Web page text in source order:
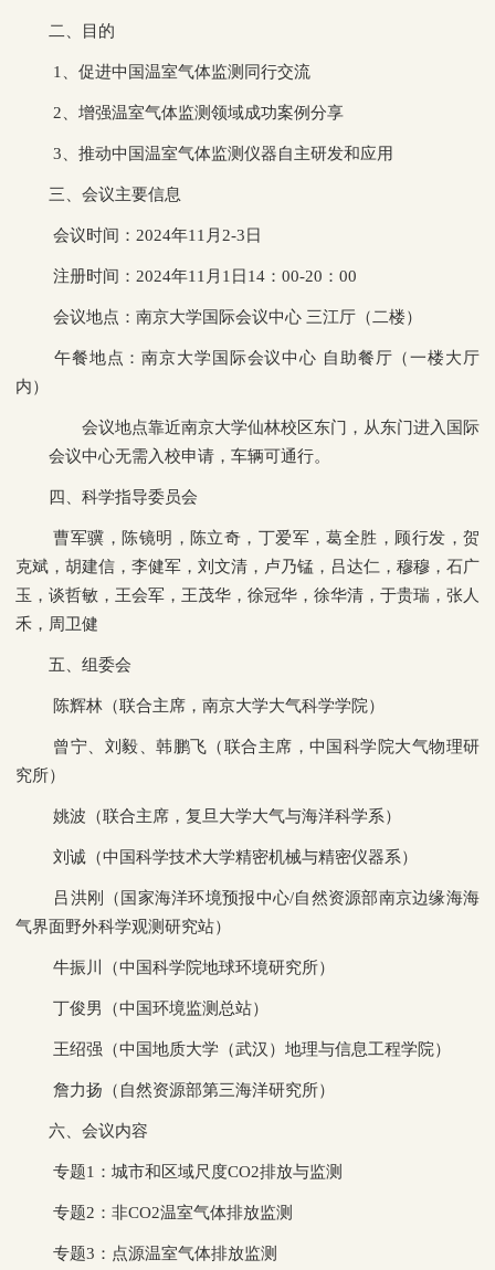
二、目的
1、促进中国温室气体监测同行交流
2、增强温室气体监测领域成功案例分享
3、推动中国温室气体监测仪器自主研发和应用
三、会议主要信息
会议时间：2024年11月2-3日
注册时间：2024年11月1日14：00-20：00
会议地点：南京大学国际会议中心 三江厅（二楼）
午餐地点：南京大学国际会议中心 自助餐厅（一楼大厅
内）
会议地点靠近南京大学仙林校区东门，从东门进入国际
会议中心无需入校申请，车辆可通行。
四、科学指导委员会
曹军骥，陈镜明，陈立奇，丁爱军，葛全胜，顾行发，贺
克斌，胡建信， 李健军，刘文清，卢乃锰，吕达仁，穆穆，石广
玉，谈哲敏，王会军， 王茂华，徐冠华，徐华清，于贵瑞，张人
禾，周卫健
五、组委会
陈辉林（联合主席，南京大学大气科学学院）
曾宁、刘毅、韩鹏飞（联合主席，中国科学院大气物理研
究所）
姚波（联合主席，复旦大学大气与海洋科学系）
刘诚（中国科学技术大学精密机械与精密仪器系）
吕洪刚（国家海洋环境预报中心/自然资源部南京边缘海海
气界面野外科学观测研究站）
牛振川（中国科学院地球环境研究所）
丁俊男（中国环境监测总站）
王绍强（中国地质大学（武汉）地理与信息工程学院）
詹力扬（自然资源部第三海洋研究所）
六、会议内容
专题1：城市和区域尺度CO2排放与监测
专题2：非CO2温室气体排放监测
专题3：点源温室气体排放监测